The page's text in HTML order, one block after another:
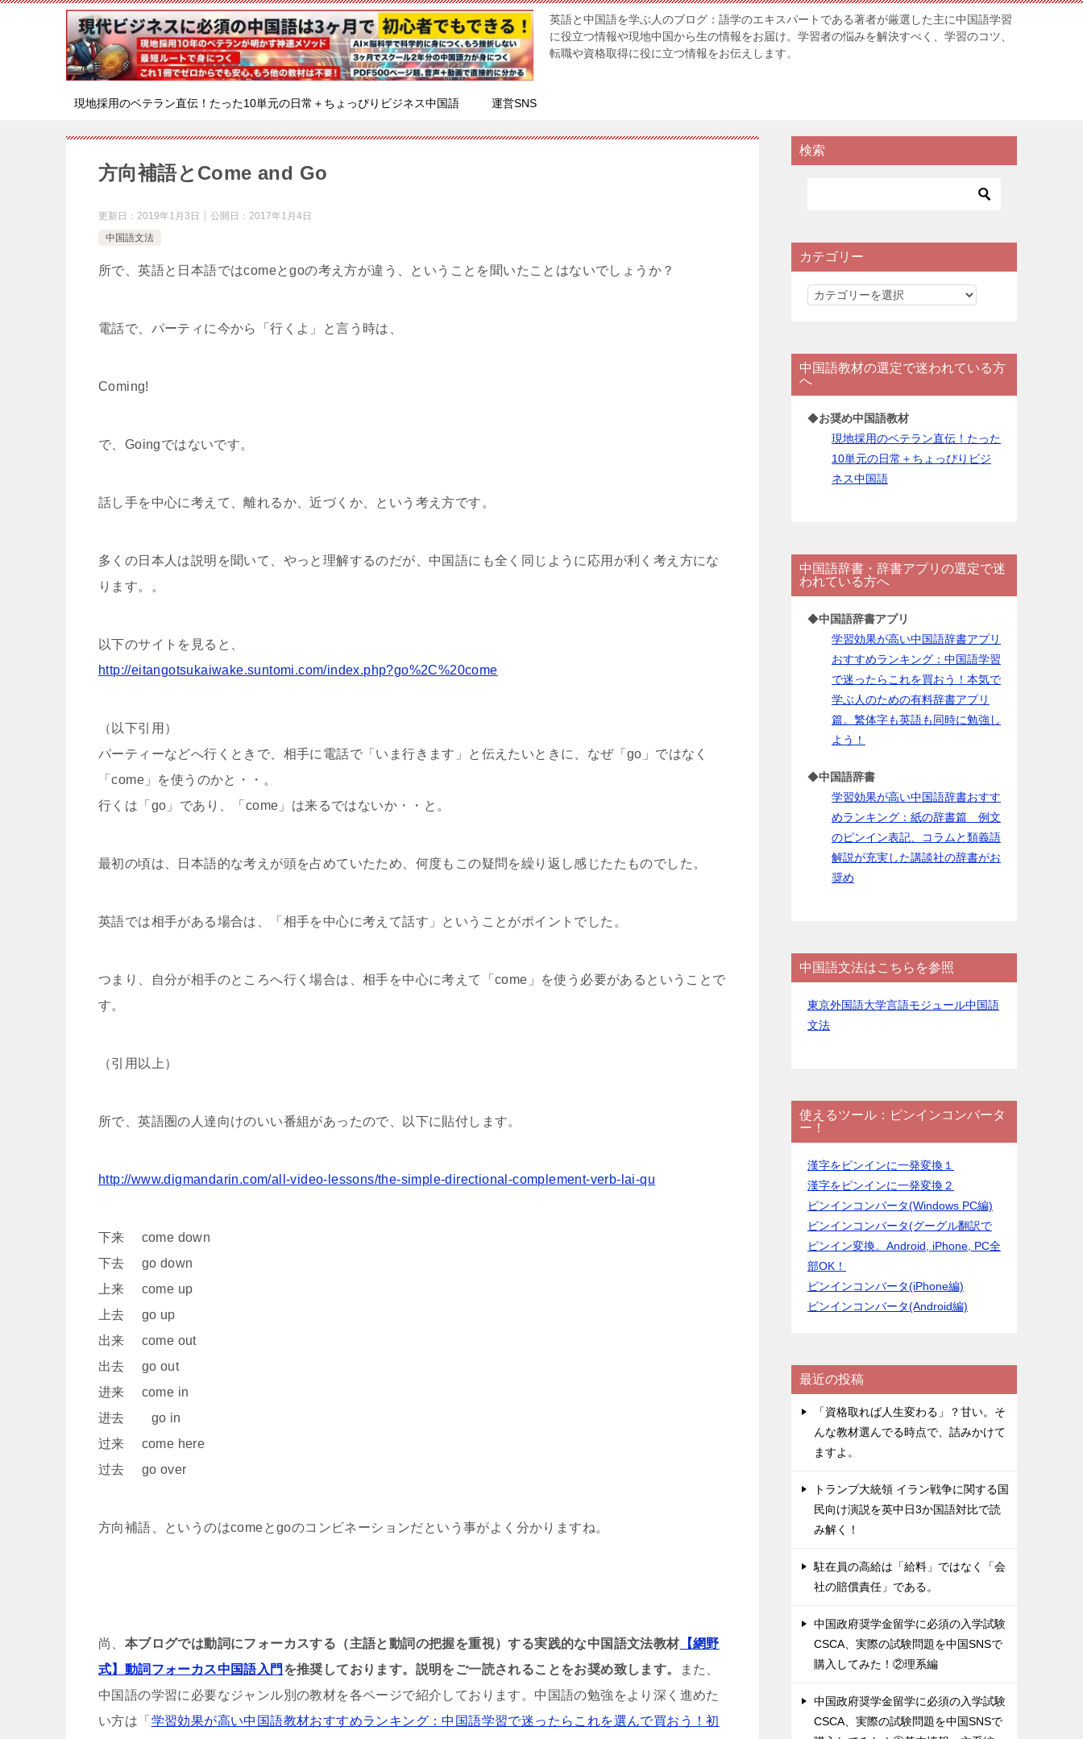
英語と中国語を学ぶ人のブログ：語学のエキスパートである著者が厳選した主に中国語学習
に役立つ情報や現地中国から生の情報をお届け。学習者の悩みを解決すべく、学習のコツ、
転職や資格取得に役に立つ情報をお伝えします。
現地採用のベテラン直伝！たった10単元の日常＋ちょっぴりビジネス中国語 運営SNS
方向補語とCome and Go
更新日： 2019年1月3日 公開日： 2017年1月4日
中国語文法
所で、英語と日本語ではcomeとgoの考え方が違う、ということを聞いたことはないでしょうか？
電話で、パーティに今から「行くよ」と言う時は、
Coming!
で、Goingではないです。
話し手を中心に考えて、離れるか、近づくか、という考え方です。
多くの日本人は説明を聞いて、やっと理解するのだが、中国語にも全く同じように応用が利く考え方にな
ります。。
以下のサイトを見ると、
http://eitangotsukaiwake.suntomi.com/index.php?go%2C%20come
（以下引用）
パーティーなどへ行くときで、相手に電話で「いま行きます」と伝えたいときに、なぜ「go」ではなく
「come」を使うのかと・・。
行くは「go」であり、「come」は来るではないか・・と。
最初の頃は、日本語的な考えが頭を占めていたため、何度もこの疑問を繰り返し感じたたものでした。
英語では相手がある場合は、「相手を中心に考えて話す」ということがポイントでした。
つまり、自分が相手のところへ行く場合は、相手を中心に考えて「come」を使う必要があるということで
す。
（引用以上）
所で、英語圏の人達向けのいい番組があったので、以下に貼付します。
http://www.digmandarin.com/all-video-lessons/the-simple-directional-complement-verb-lai-qu
下来 come down
下去 go down
上来 come up
上去 go up
出来 come out
出去 go out
进来 come in
进去 go in
过来 come here
过去 go over
方向補語、というのはcomeとgoのコンビネーションだという事がよく分かりますね。
尚、 本ブログでは動詞にフォーカスする（主語と動詞の把握を重視）する実践的な中国語文法教材【網野
式】動詞フォーカス中国語入門 を推奨しております。説明をご一読されることをお奨め致します。
また、
中国語の学習に必要なジャンル別の教材を各ページで紹介しております。中国語の勉強をより深く進めた
い方は「 学習効果が高い中国語教材おすすめランキング：中国語学習で迷ったらこれを選んで買おう！初
検索
カテゴリー
カ
リ
ー
中国語教材の選定で迷われている方
へ
◆お奨め中国語教材
現地採用のベテラン直伝！たった
10単元の日常＋ちょっぴりビジ
ネス中国語
中国語辞書・辞書アプリの選定で迷
われている方へ
◆中国語辞書アプリ
学習効果が高い中国語辞書アプリ
おすすめランキング：中国語学習
で迷ったらこれを買おう！本気で
学ぶ人のための有料辞書アプリ
篇。繁体字も英語も同時に勉強し
よう！
◆中国語辞書
学習効果が高い中国語辞書おすす
めランキング：紙の辞書篇 例文
のピンイン表記、コラムと類義語
解説が充実した講談社の辞書がお
奨め
中国語文法はこちらを参照
東京外国語大学言語モジュール中国語
文法
使えるツール：ピンインコンバータ
ー！
漢字をピンインに一発変換１
漢字をピンインに一発変換２
ピンインコンバータ(Windows PC編)
ピンインコンバータ(グーグル翻訳で
ピンイン変換。Android, iPhone, PC全
部OK！
ピンインコンバータ(iPhone編)
ピンインコンバータ(Android編)
最近の投稿
「資格取れば人生変わる」？甘い。そ
んな教材選んでる時点で、詰みかけて
ますよ。
トランプ大統領 イラン戦争に関する国
民向け演説を英中日3か国語対比で読
み解く！
駐在員の高給は「給料」ではなく「会
社の賠償責任」である。
中国政府奨学金留学に必須の入学試験
CSCA、実際の試験問題を中国SNSで
購入してみた！②理系編
中国政府奨学金留学に必須の入学試験
CSCA、実際の試験問題を中国SNSで